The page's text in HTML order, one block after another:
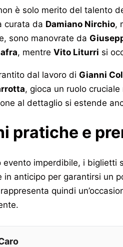
è solo merito del talento
curata da Damiano Nirchio,
sono manovrate da
, mentre Vito Liturri si
dal lavoro di Gianni
, gioca un ruolo
al dettaglio si estende
pratiche e
evento imperdibile, i biglietti
in anticipo per garantirsi un
rappresenta quindi